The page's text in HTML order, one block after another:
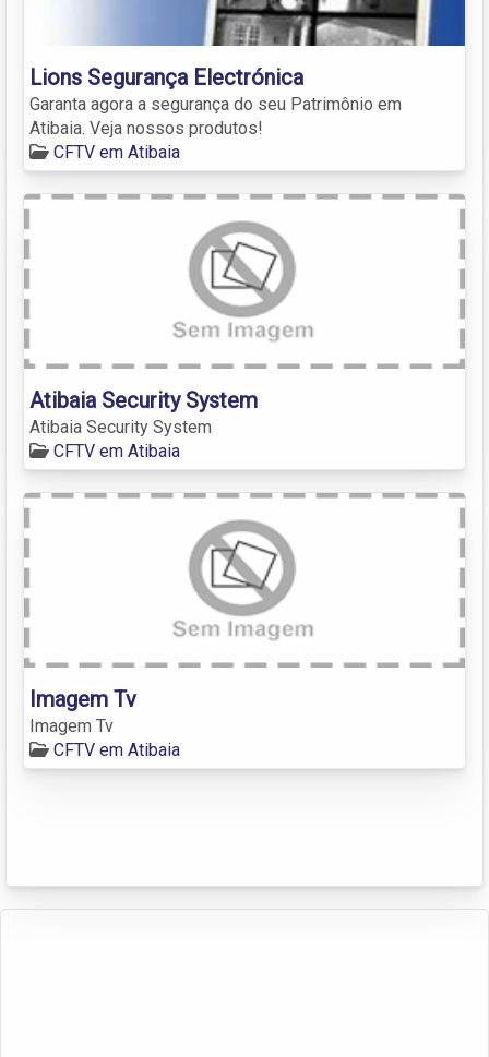
Lions Segurança Electrónica
Garanta agora a segurança do seu Patrimônio em
Atibaia. Veja nossos produtos!
CFTV em Atibaia
Atibaia Security System
Atibaia Security System
CFTV em Atibaia
Imagem Tv
Imagem Tv
CFTV em Atibaia